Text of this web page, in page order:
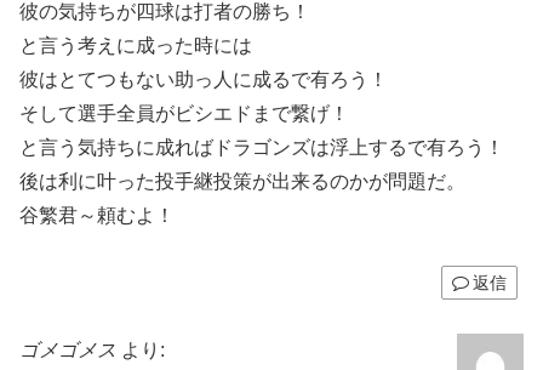
彼の気持ちが四球は打者の勝ち！
と言う考えに成った時には
彼はとてつもない助っ人に成るで有ろう！
そして選手全員がビシエドまで繋げ！
と言う気持ちに成ればドラゴンズは浮上するで有ろう！
後は利に叶った投手継投策が出来るのかが問題だ。
谷繁君～頼むよ！
返信
ゴメゴメス より: